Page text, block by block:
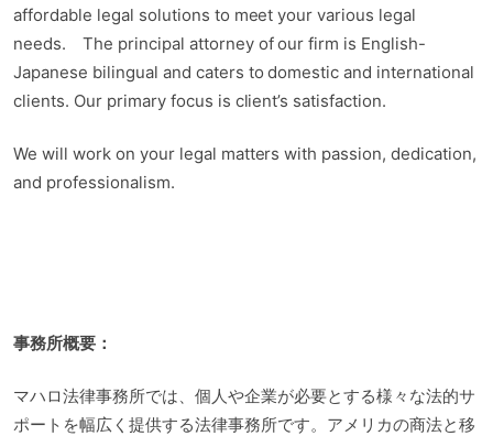
affordable legal solutions to meet your various legal
needs. The principal attorney of our firm is English-
Japanese bilingual and caters to domestic and international
clients. Our primary focus is client’s satisfaction.
We will work on your legal matters with passion, dedication,
and professionalism.
事務所概要：
マハロ法律事務所では、個人や企業が必要とする様々な法的サ
ポートを幅広く提供する法律事務所です。アメリカの商法と移